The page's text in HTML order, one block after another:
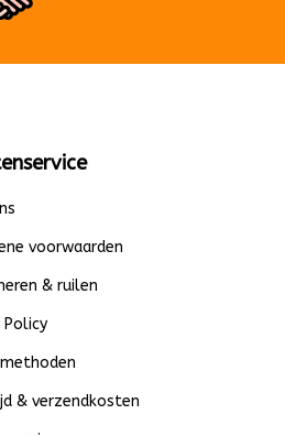
voorwaarden
& ruilen
Policy
& verzendkosten